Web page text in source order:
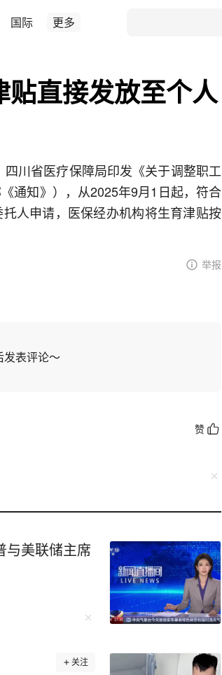
国际 更多
直接发放至个人
川省医疗保障局印发《关于调整职工
通知》），从2025年9月1日起，符合
人申请，医保经办机构将生育津贴按
举报
发表评论～
赞
与美联储主席
关注